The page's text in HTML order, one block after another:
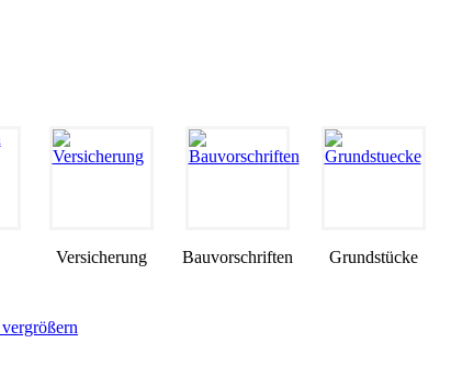
Versicherung Bauvorschriften Grundstücke